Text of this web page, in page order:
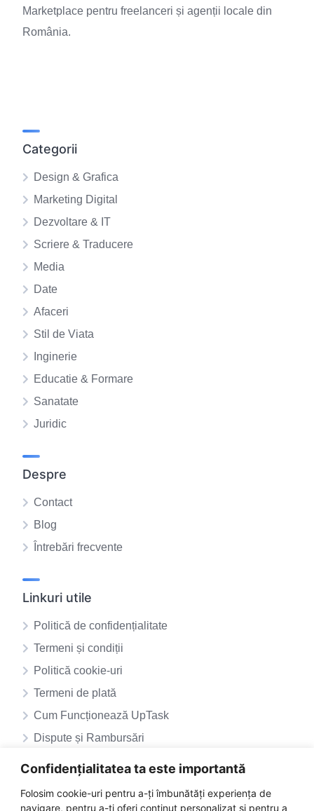
Confidențialitatea ta este importantă
Folosim cookie-uri pentru a-ți îmbunătăți experiența de
navigare, pentru a-ți oferi conținut personalizat și pentru a
Marketplace pentru freelanceri și agenții locale din
România.
Categorii
Design & Grafica
Marketing Digital
Dezvoltare & IT
Scriere & Traducere
Media
Date
Afaceri
Stil de Viata
Inginerie
Educatie & Formare
Sanatate
Juridic
Despre
Contact
Blog
Întrebări frecvente
Linkuri utile
Politică de confidențialitate
Termeni și condiții
Politică cookie-uri
Termeni de plată
Cum Funcționează UpTask
Dispute și Rambursări